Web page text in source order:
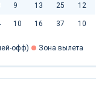
9 13 25 12
10 16 37 10
офф) Зона вылета